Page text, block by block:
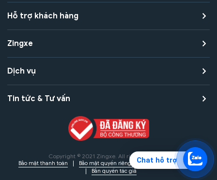
Chat hỗ trợ
Hỗ trợ khách hàng
Zingxe
Dịch vụ
Tin tức & Tư vấn
Copyright © 2021 Zingxe. All rights reserved
Bảo mật thanh toán Bảo mật quyền riêng tư
Điều khoản sử dụng
Bản quyền tác giả